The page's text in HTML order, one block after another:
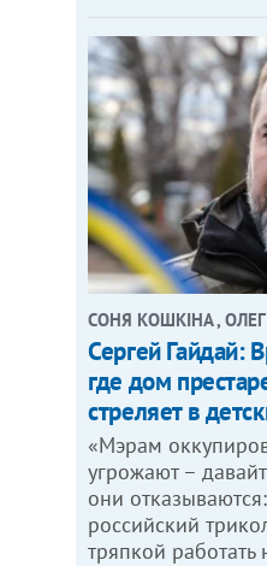
СОНЯ КОШКІНА ,
Сергей Гайдай:
где дом
стреляет в
«Мэрам
угрожают –
они
российский
тряпкой